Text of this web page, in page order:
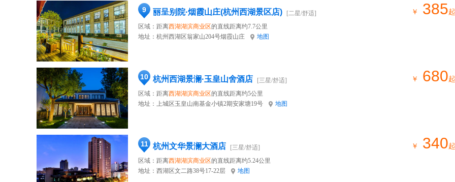
9 丽呈别院·烟霞山庄(杭州西湖景区店)
[二星/舒适]
区域：距离西湖湖滨商业区的直线距离约7.7公里
地址： 杭州西湖区翁家山204号烟霞山庄 地图
￥ 385起
10 杭州西湖景澜·玉皇山舍酒店
[三星/舒适]
区域：距离西湖湖滨商业区的直线距离约5公里
地址： 上城区玉皇山南基金小镇2期安家塘19号 地图
￥ 680起
11 杭州文华景澜大酒店
[三星/舒适]
区域：距离西湖湖滨商业区的直线距离约5.24公里
地址： 西湖区文二路38号17-22层 地图
￥ 340起